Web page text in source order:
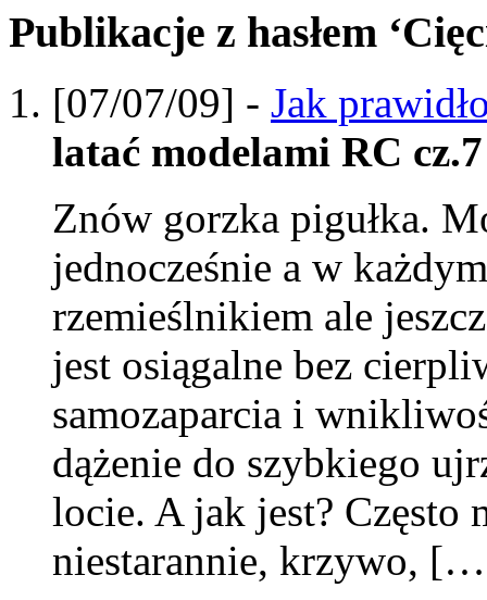
Publikacje z hasłem
[07/07/09] - Jak
latać modelami RC cz.7
Znów gorzka pigułka.
jednocześnie a w
rzemieślnikiem ale
jest osiągalne bez
samozaparcia i
dążenie do szybkiego
locie. A jak jest? Często
niestarannie, krzywo,